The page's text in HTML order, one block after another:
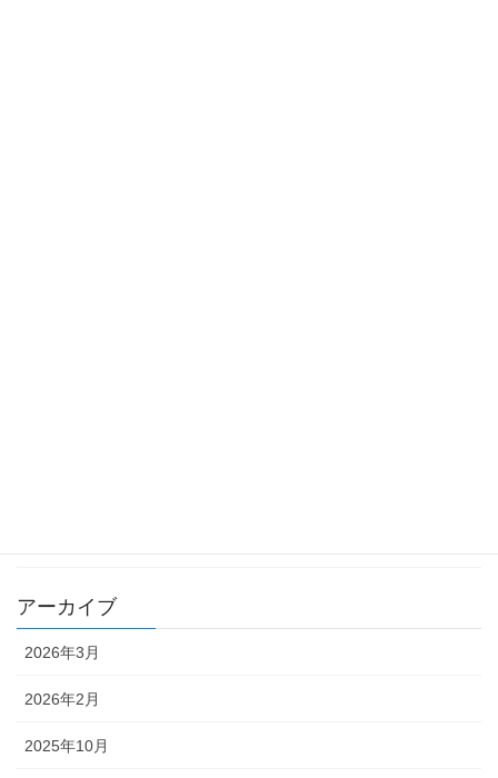
アーカイブ
2026年3月
2026年2月
2025年10月